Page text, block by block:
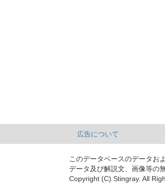
広告について
このデータベースのデータお
データ及び解説文、画像等の
Copyright (C) Stingray. All